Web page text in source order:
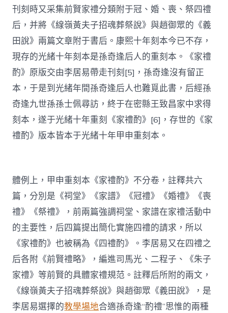
刊刻時又采集前賢家禮分類附于冠、婚、喪、祭四禮
后，并將《線嶺黃夫子招魂葬祭說》與趙御眾的《義
田說》兩篇文章附于書后。康熙十年刻本今已不存，
現存的光緒十年刻本是孫奇逢后人的重刻本。《家禮
酌》原版交由李居易帶走刊刻[5]，孫奇逢沒有留正
本，于是到光緒年間孫奇逢后人也難覓此書，后經孫
奇逢九世孫孫士佩尋訪，終于在密縣王致昌家中求得
刻本，遂于光緒十年重刻《家禮酌》[6]，存世的《家
禮酌》版本皆本于光緒十年甲申重刻本。
體例上，甲申重刻本《家禮酌》不分卷，註釋共六
篇，分別是《祠堂》《家譜》《冠禮》《婚禮》《喪
禮》《祭禮》，前兩篇強調祠堂、家譜在家禮活動中
的主要性，后四篇提出簡化實施四禮的請求，所以
《家禮酌》也被稱為《四禮酌》。李居易又在四禮之
后各附《前賢禮略》，編進司馬光、二程子、《朱子
家禮》等前賢的具體家禮規范。註釋后所附的兩文，
《線嶺黃夫子招魂葬祭說》與趙御眾《義田說》，是
李居易選擇的教學場地合適孫奇逢“酌禮”思惟的兩種